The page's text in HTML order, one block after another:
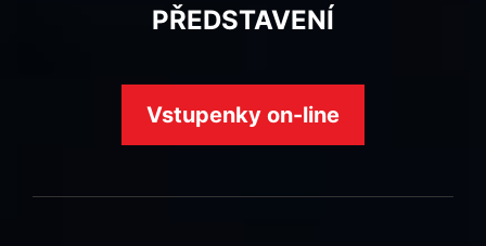
PŘEDSTAVENÍ
Vstupenky on-line